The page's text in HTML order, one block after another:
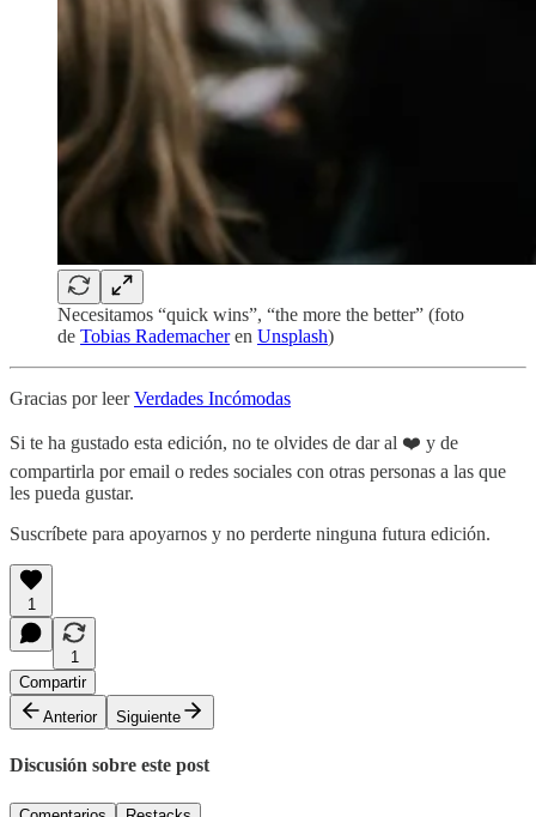
Necesitamos “quick wins”, “the more the better” (foto
de Tobias Rademacheren Unsplash)
Gracias por leerVerdades Incómodas
Si te ha gustado esta edición, no te olvides de dar al ❤️ y de
compartirla por email o redes sociales con otras personas a las que
les pueda gustar.
Suscríbete para apoyarnos y no perderte ninguna futura edición.
1
1
Compartir
Anterior
Siguiente
Discusión sobre este post